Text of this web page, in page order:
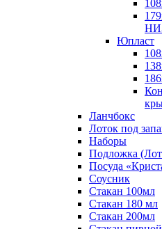
Юпласт
Ланчбокс
Лоток под
Наборы
Подложка
Посуда
Соусник
Стакан 100мл
Стакан 180 мл
Стакан 200мл